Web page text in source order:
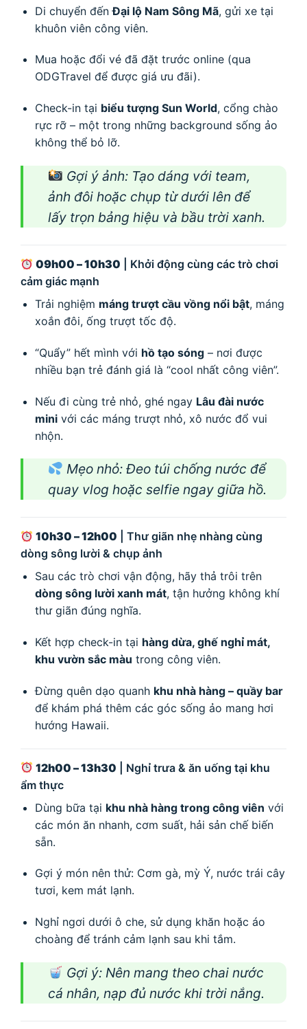
Di chuyển đếnĐại lộ Nam Sông Mã, gửi xe tại
khuôn viên công viên.
Mua hoặc đổi vé đã đặt trước online (qua
ODGTravel để được giá ưu đãi).
Check-in tại biểu tượng Sun World, cổng chào
rực rỡ – một trong những background sống ảo
không thể bỏ lỡ.
Gợi ý ảnh: Tạo dáng với team,
ảnh đôi hoặc chụp từ dưới lên để
lấy trọn bảng hiệu và bầu trời xanh.
09h00 – 10h30 | Khởi động cùng các trò chơi
cảm giác mạnh
Trải nghiệm máng trượt cầu vồng nổi bật, máng
xoắn đôi, ống trượt tốc độ.
“Quẩy” hết mình với hồ tạo sóng– nơi được
nhiều bạn trẻ đánh giá là “cool nhất công viên”.
Nếu đi cùng trẻ nhỏ, ghé ngay Lâu đài nước
minivới các máng trượt nhỏ, xô nước đổ vui
nhộn.
Mẹo nhỏ: Đeo túi chống nước để
quay vlog hoặc selfie ngay giữa hồ.
10h30 – 12h00 | Thư giãn nhẹ nhàng cùng
dòng sông lười & chụp ảnh
Sau các trò chơi vận động, hãy thả trôi trên
dòng sông lười xanh mát, tận hưởng không khí
thư giãn đúng nghĩa.
Kết hợp check-in tại hàng dừa, ghế nghỉ mát,
khu vườn sắc màu trong công viên.
Đừng quên dạo quanh khu nhà hàng – quầy bar
để khám phá thêm các góc sống ảo mang hơi
hướng Hawaii.
12h00 – 13h30 | Nghỉ trưa & ăn uống tại khu
ẩm thực
Dùng bữa tại khu nhà hàng trong công viên với
các món ăn nhanh, cơm suất, hải sản chế biến
sẵn.
Gợi ý món nên thử: Cơm gà, mỳ Ý, nước trái cây
tươi, kem mát lạnh.
Nghỉ ngơi dưới ô che, sử dụng khăn hoặc áo
choàng để tránh cảm lạnh sau khi tắm.
Gợi ý: Nên mang theo chai nước
cá nhân, nạp đủ nước khi trời nắng.